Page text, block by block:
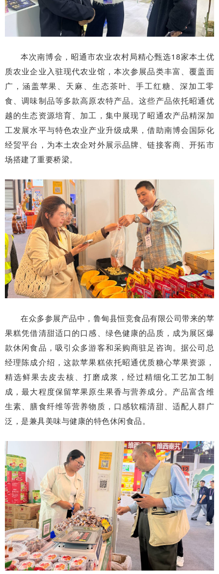
本次南博会，昭通市农业农村局精心甄选18家本土优
质农业企业入驻现代农业馆，本次参展品类丰富、覆盖面
广，涵盖苹果、天麻、生态茶叶、手工红糖、深加工零
食、调味制品等多款高原农特产品。这些产品依托昭通优
越的生态资源培育、加工，集中展现了昭通农产品精深加
工发展水平与特色农业产业升级成果，借助南博会国际化
经贸平台，为本土农企对外展示品牌、链接客商、开拓市
场搭建了重要桥梁。
在众多参展产品中，鲁甸县恒竞食品有限公司带来的苹
果糕凭借清甜适口的口感、绿色健康的品质，成为展区爆
款休闲食品，吸引众多游客和采购商驻足咨询。据公司总
经理陈成介绍，这款苹果糕依托昭通优质糖心苹果资源，
精选鲜果去皮去核、打磨成浆，经过精细化工艺加工制
成，最大程度保留苹果原生果香与营养成分。产品富含维
生素、膳食纤维等营养物质，口感软糯清甜、适配人群广
泛，是兼具美味与健康的特色休闲食品。